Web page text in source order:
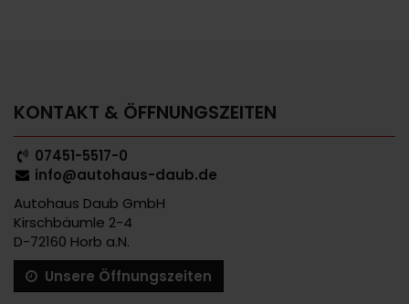
KONTAKT & ÖFFNUNGSZEITEN
07451-5517-0
info@autohaus-daub.de
Autohaus Daub GmbH
Kirschbäumle 2-4
D-72160 Horb a.N.
Unsere Öffnungszeiten